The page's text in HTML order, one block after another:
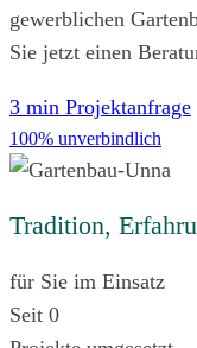
gewerblichen
Sie jetzt einen
3 min Projektanfrage
100% unverbindlich
Tradition,
für Sie im Einsatz
Seit 0